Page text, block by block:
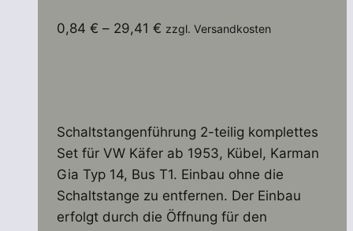
0,84 € – 29,41 € zzgl. Versandkosten
Schaltstangenführung 2-teilig komplettes
Set für VW Käfer ab 1953, Kübel, Karman
Gia Typ 14, Bus T1. Einbau ohne die
Schaltstange zu entfernen. Der Einbau
erfolgt durch die Öffnung für den